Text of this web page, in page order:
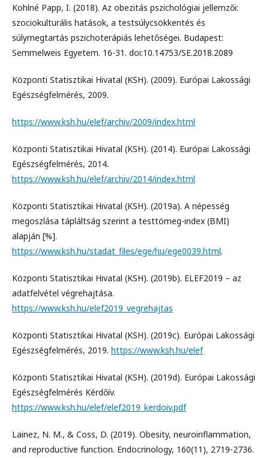
Kohlné Papp, I. (2018). Az obezitás pszichológiai jellemzői:
szociokulturális hatások, a testsúlycsökkentés és
súlymegtartás pszichoterápiás lehetőségei. Budapest:
Semmelweis Egyetem. 16-31. doi:10.14753/SE.2018.2089
Központi Statisztikai Hivatal (KSH). (2009). Európai Lakossági
Egészségfelmérés, 2009.
https://www.ksh.hu/elef/archiv/2009/index.html
Központi Statisztikai Hivatal (KSH). (2014). Európai Lakossági
Egészségfelmérés, 2014.
https://www.ksh.hu/elef/archiv/2014/index.html
Központi Statisztikai Hivatal (KSH). (2019a). A népesség
megoszlása tápláltság szerint a testtömeg-index (BMI)
alapján [%].
https://www.ksh.hu/stadat_files/ege/hu/ege0039.html.
Központi Statisztikai Hivatal (KSH). (2019b). ELEF2019 – az
adatfelvétel végrehajtása.
https://www.ksh.hu/elef2019_vegrehajtas
Központi Statisztikai Hivatal (KSH). (2019c). Európai Lakossági
Egészségfelmérés, 2019. https://www.ksh.hu/elef
Központi Statisztikai Hivatal (KSH). (2019d). Európai Lakossági
Egészségfelmérés Kérdőív.
https://www.ksh.hu/elef/elef2019_kerdoiv.pdf
Lainez, N. M., & Coss, D. (2019). Obesity, neuroinflammation,
and reproductive function. Endocrinology, 160(11), 2719-2736.